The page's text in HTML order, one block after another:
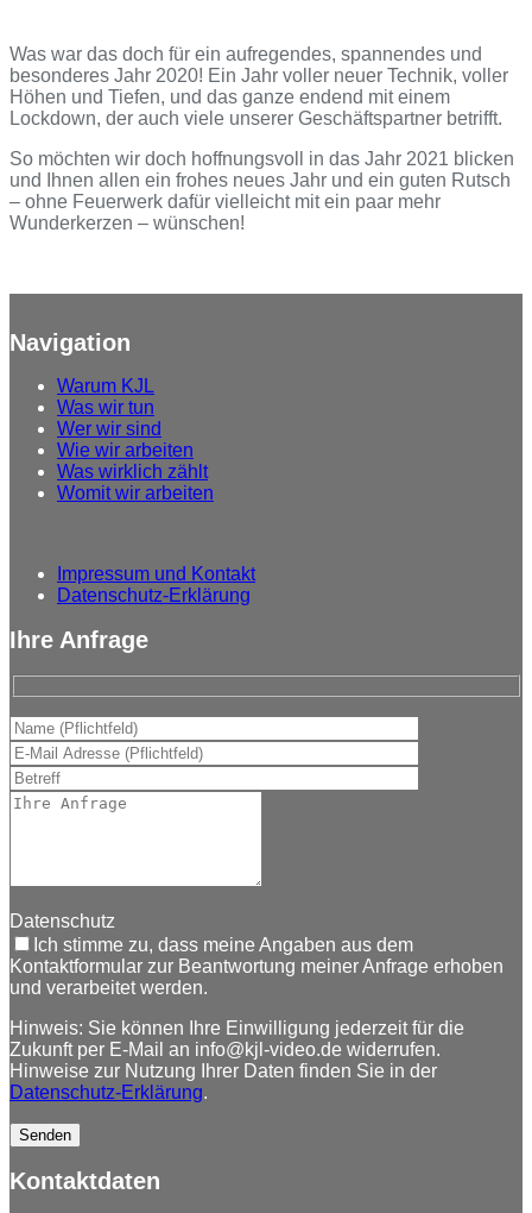
Was war das doch für ein aufregendes, spannendes und
besonderes Jahr 2020! Ein Jahr voller neuer Technik, voller
Höhen und Tiefen, und das ganze endend mit einem
Lockdown, der auch viele unserer Geschäftspartner betrifft.
So möchten wir doch hoffnungsvoll in das Jahr 2021 blicken
und Ihnen allen ein frohes neues Jahr und ein guten Rutsch
– ohne Feuerwerk dafür vielleicht mit ein paar mehr
Wunderkerzen – wünschen!
Navigation
Warum KJL
Was wir tun
Wer wir sind
Wie wir arbeiten
Was wirklich zählt
Womit wir arbeiten
Impressum und Kontakt
Datenschutz-Erklärung
Ihre Anfrage
Datenschutz
Ich stimme zu, dass meine Angaben aus dem
Kontaktformular zur Beantwortung meiner Anfrage erhoben
und verarbeitet werden.
Hinweis: Sie können Ihre Einwilligung jederzeit für die
Zukunft per E-Mail an info@kjl-video.de widerrufen.
Hinweise zur Nutzung Ihrer Daten finden Sie in der
Datenschutz-Erklärung.
Kontaktdaten